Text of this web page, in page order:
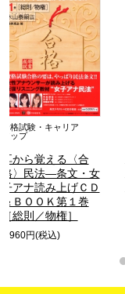
資格試験・キャリア
アップ
耳から覚える〈合
格〉民法―条文・女
子アナ読み上げＣＤ
＆ＢＯＯＫ第１巻
［総則／物権］
3,960円(税込)